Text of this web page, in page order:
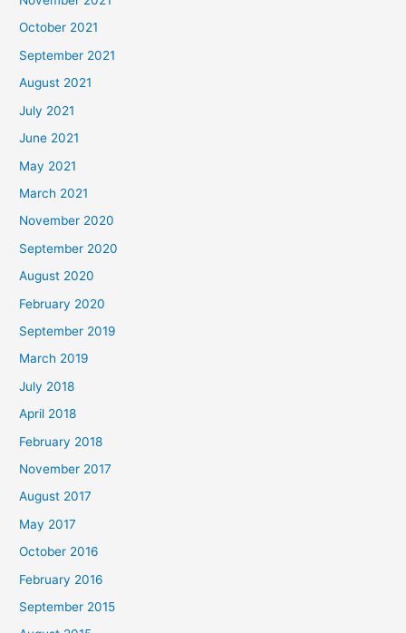
October 2021
September 2021
August 2021
July 2021
June 2021
May 2021
March 2021
November 2020
September 2020
August 2020
February 2020
September 2019
March 2019
July 2018
April 2018
February 2018
November 2017
August 2017
May 2017
October 2016
February 2016
September 2015